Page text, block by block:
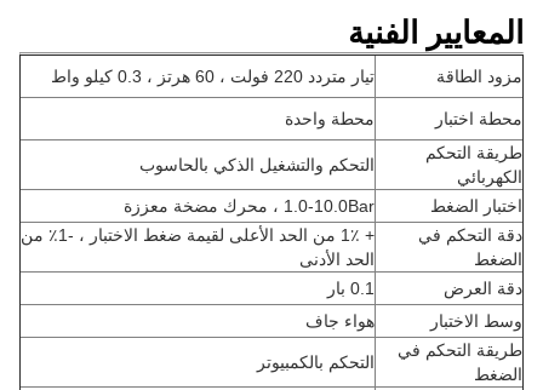
المعايير الفنية
مزود الطاقة تيار متردد 220 فولت ، 60 هرتز ، 0.3 كيلو واط
محطة اختبار
محطة واحدة
طريقة التحكم
الكهربائي
التحكم والتشغيل الذكي بالحاسوب
اختبار الضغط
1.0-10.0Bar ، محرك مضخة معززة
دقة التحكم في
الضغط
+ 1٪ من الحد الأعلى لقيمة ضغط الاختبار ، -1٪ من
الحد الأدنى
دقة العرض
0.1 بار
وسط الاختبار
هواء جاف
طريقة التحكم في
الضغط
التحكم بالكمبيوتر